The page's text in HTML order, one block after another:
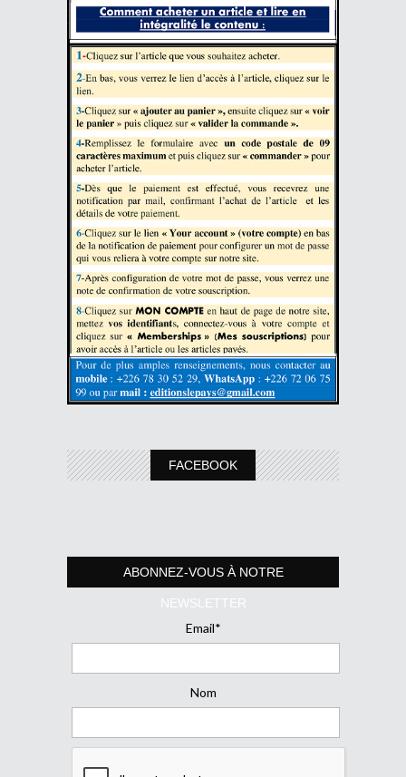
FACEBOOK
ABONNEZ-VOUS À NOTRE
NEWSLETTER
Email*
Nom